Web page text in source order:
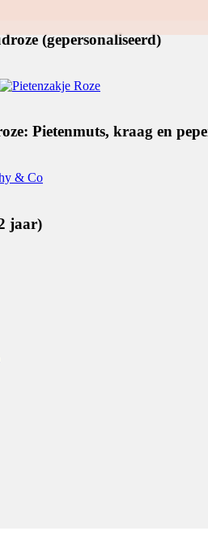
(gepersonaliseerd)
Pietenmuts, kraag en
jaar)